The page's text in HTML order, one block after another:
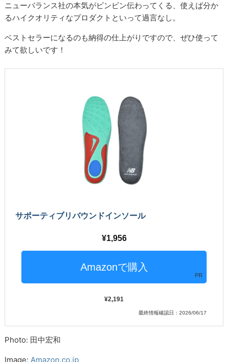
ニューバランス社の本気がビンビン伝わってくる、使えば分か
るハイクオリティなプロダクトといって過言なし。
ベストセラーになるのも納得の仕上がりですので、ぜひ使って
みて欲しいです！
サポーティブリバウンドインソール
1,956
PR
2,191
最終情報確認日：2026/06/17
Photo: 田中宏和
Image: Amazon.co.jp